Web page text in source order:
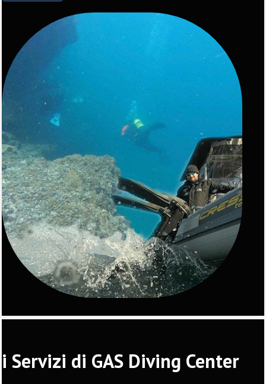
i Servizi di GAS Diving Center